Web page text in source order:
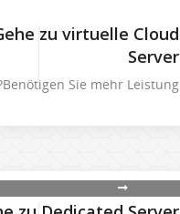
zu virtuelle Cloud
Server
Benötigen Sie mehr Leistung?